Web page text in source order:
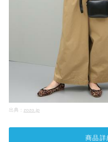
出典： zozo.jp
商品詳